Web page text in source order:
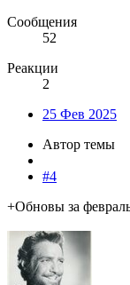
Сообщения
52
Реакции
2
25 Фев 2025
Автор темы
#4
+Обновы за